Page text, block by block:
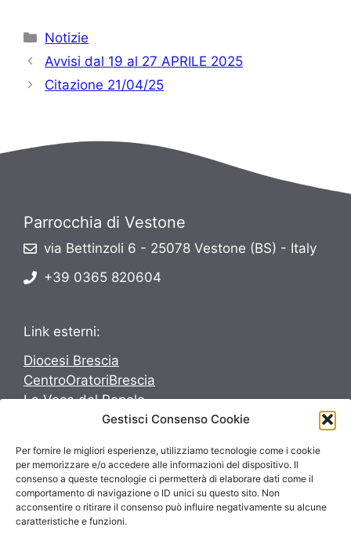
Gestisci Consenso Cookie
Per fornire le migliori esperienze, utilizziamo tecnologie come i cookie
per memorizzare e/o accedere alle informazioni del dispositivo. Il
consenso a queste tecnologie ci permetterà di elaborare dati come il
comportamento di navigazione o ID unici su questo sito. Non
acconsentire o ritirare il consenso può influire negativamente su alcune
caratteristiche e funzioni.
Categorie
Notizie
Avvisi dal 19 al 27 APRILE 2025
Citazione 21/04/25
Parrocchia di Vestone
via Bettinzoli 6 - 25078 Vestone (BS) - Italy
+39 0365 820604
Link esterni:
Diocesi Brescia
CentroOratoriBrescia
La Voce del Popolo
Seguici su:
Seguici su: